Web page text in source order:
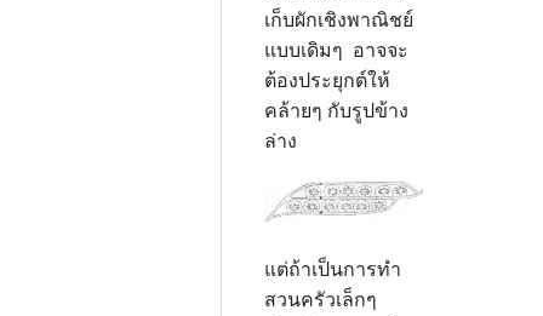
เก็บผักเชิงพาณิชย์
แบบเดิมๆ อาจจะ
ต้องประยุกต์ให้
คล้ายๆ กับรูปข้าง
ล่าง
แต่ถ้าเป็นการทำ
สวนครัวเล็กๆ